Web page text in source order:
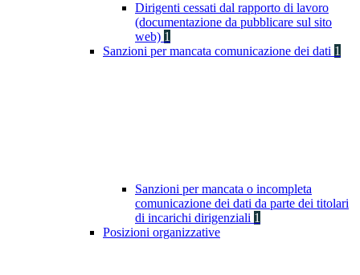
Dirigenti cessati dal rapporto di lavoro
(documentazione da pubblicare sul sito
web) 1
Sanzioni per mancata comunicazione dei dati 1
Sanzioni per mancata o incompleta
comunicazione dei dati da parte dei titolari
di incarichi dirigenziali 1
Posizioni organizzative